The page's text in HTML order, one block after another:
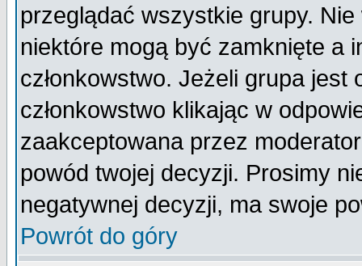
przeglądać wszystkie grupy.
niektóre mogą być zamknięte a
członkowstwo. Jeżeli grupa
członkowstwo klikając w
zaakceptowana przez
powód twojej decyzji. Prosimy
negatywnej decyzji, ma swoje
Powrót do góry